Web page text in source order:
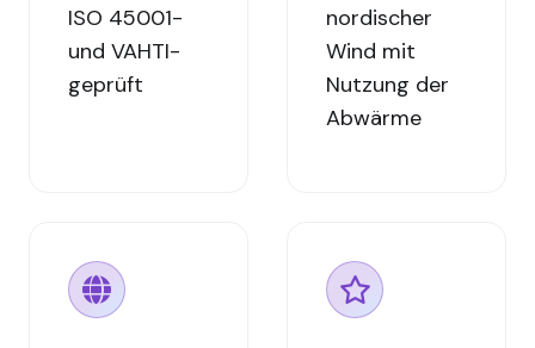
ISO 45001-
und VAHTI-
geprüft
nordischer
Wind mit
Nutzung der
Abwärme